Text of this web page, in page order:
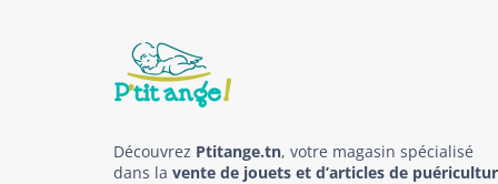
Découvrez Ptitange.tn, votre magasin spécialisé
dans la vente de jouets et d’articles de